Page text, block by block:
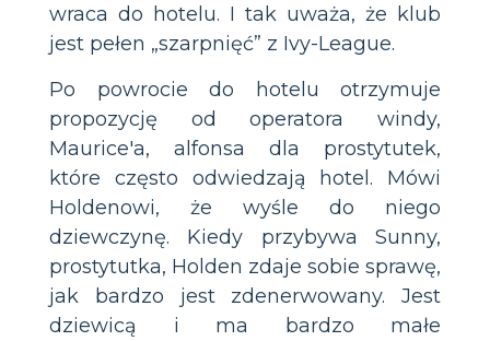
wraca do hotelu. I tak uważa, że klub
jest pełen „szarpnięć” z Ivy-League.
Po powrocie do hotelu otrzymuje
propozycję od operatora windy,
Maurice'a, alfonsa dla prostytutek,
które często odwiedzają hotel. Mówi
Holdenowi, że wyśle do niego
dziewczynę. Kiedy przybywa Sunny,
prostytutka, Holden zdaje sobie sprawę,
jak bardzo jest zdenerwowany. Jest
dziewicą i ma bardzo małe